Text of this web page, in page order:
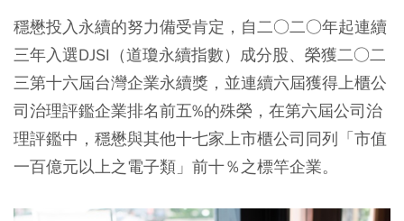
穩懋投入永續的努力備受肯定，自二○二○年起連續
三年入選DJSI（道瓊永續指數）成分股、榮獲二○二
三第十六屆台灣企業永續獎，並連續六屆獲得上櫃公
司治理評鑑企業排名前五%的殊榮，在第六屆公司治
理評鑑中，穩懋與其他十七家上市櫃公司同列「市值
一百億元以上之電子類」前十％之標竿企業。